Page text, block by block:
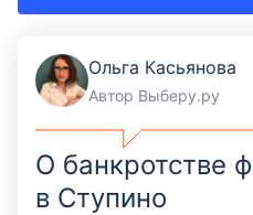
Ольга Касьянова
Автор Выберу.ру
О банкротстве
в Ступино